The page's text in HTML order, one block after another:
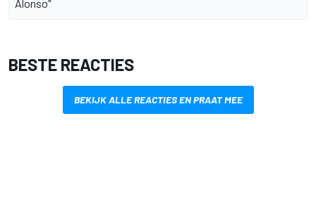
Alonso"
BESTE REACTIES
BEKIJK ALLE REACTIES EN PRAAT MEE